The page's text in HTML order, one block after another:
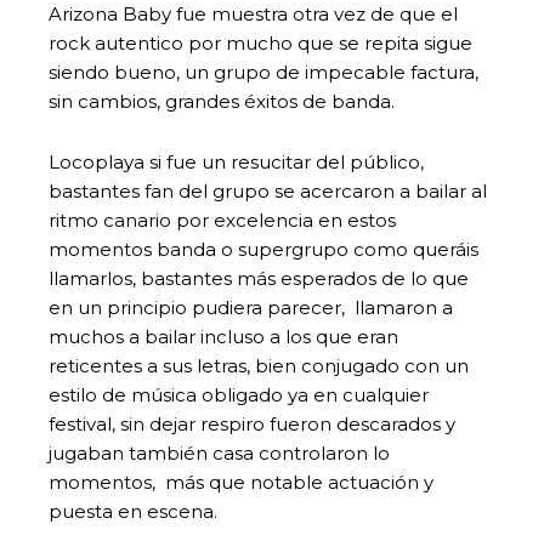
Arizona Baby fue muestra otra vez de que el
rock autentico por mucho que se repita sigue
siendo bueno, un grupo de impecable factura,
sin cambios, grandes éxitos de banda.
Locoplaya si fue un resucitar del público,
bastantes fan del grupo se acercaron a bailar al
ritmo canario por excelencia en estos
momentos banda o supergrupo como queráis
llamarlos, bastantes más esperados de lo que
en un principio pudiera parecer, llamaron a
muchos a bailar incluso a los que eran
reticentes a sus letras, bien conjugado con un
estilo de música obligado ya en cualquier
festival, sin dejar respiro fueron descarados y
jugaban también casa controlaron lo
momentos, más que notable actuación y
puesta en escena.